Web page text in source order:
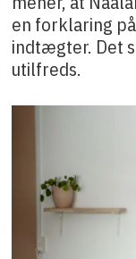
en forklaring
indtægter. Det
utilfreds.